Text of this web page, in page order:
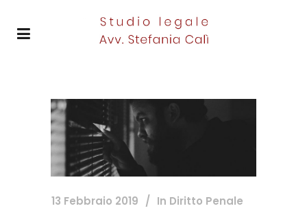
13 Febbraio 2019 In Diritto Penale